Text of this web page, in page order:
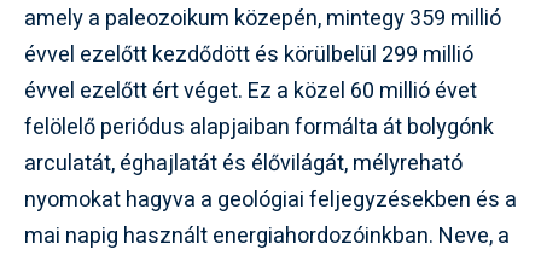
amely a paleozoikum közepén, mintegy 359 millió
évvel ezelőtt kezdődött és körülbelül 299 millió
évvel ezelőtt ért véget. Ez a közel 60 millió évet
felölelő periódus alapjaiban formálta át bolygónk
arculatát, éghajlatát és élővilágát, mélyreható
nyomokat hagyva a geológiai feljegyzésekben és a
mai napig használt energiahordozóinkban. Neve, a